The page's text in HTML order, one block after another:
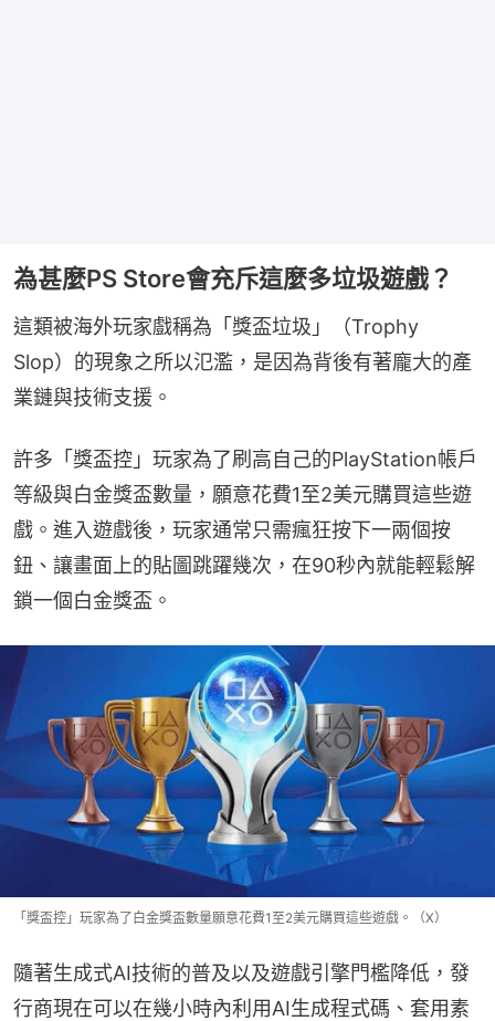
為甚麼PS Store會充斥這麼多垃圾遊戲？
這類被海外玩家戲稱為「獎盃垃圾」（Trophy
Slop）的現象之所以氾濫，是因為背後有著龐大的產
業鏈與技術支援。
許多「獎盃控」玩家為了刷高自己的PlayStation帳戶
等級與白金獎盃數量，願意花費1至2美元購買這些遊
戲。進入遊戲後，玩家通常只需瘋狂按下一兩個按
鈕、讓畫面上的貼圖跳躍幾次，在90秒內就能輕鬆解
鎖一個白金獎盃。
「獎盃控」玩家為了白金獎盃數量願意花費1至2美元購買這些遊戲。（X）
隨著生成式AI技術的普及以及遊戲引擎門檻降低，發
行商現在可以在幾小時內利用AI生成程式碼、套用素